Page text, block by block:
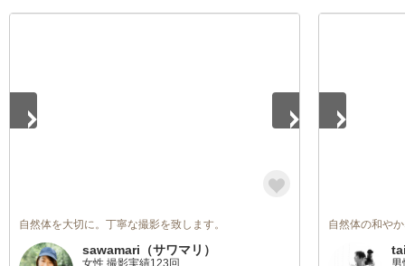
自然体を大切に。丁寧な撮影を致します。
sawamari（サワマリ）
自然体の和や